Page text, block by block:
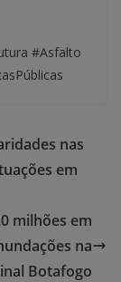
#Asfalto
nas
em
milhões em
na
Botafogo